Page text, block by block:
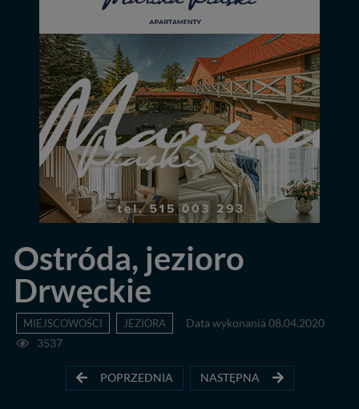
Ostróda, jezioro
Drwęckie
MIEJSCOWOŚCI JEZIORA
Data wykonania 08.04.2020
3537
POPRZEDNIA NASTĘPNA